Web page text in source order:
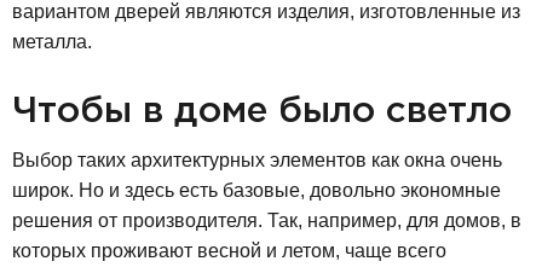
вариантом дверей являются изделия, изготовленные из
металла.
Чтобы в доме было светло
Выбор таких архитектурных элементов как окна очень
широк. Но и здесь есть базовые, довольно экономные
решения от производителя. Так, например, для домов, в
которых проживают весной и летом, чаще всего